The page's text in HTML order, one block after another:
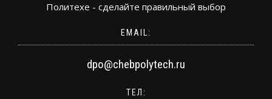
Политехе - сделайте правильный выбор
EMAIL:
dpo@chebpolytech.ru
ТЕЛ: